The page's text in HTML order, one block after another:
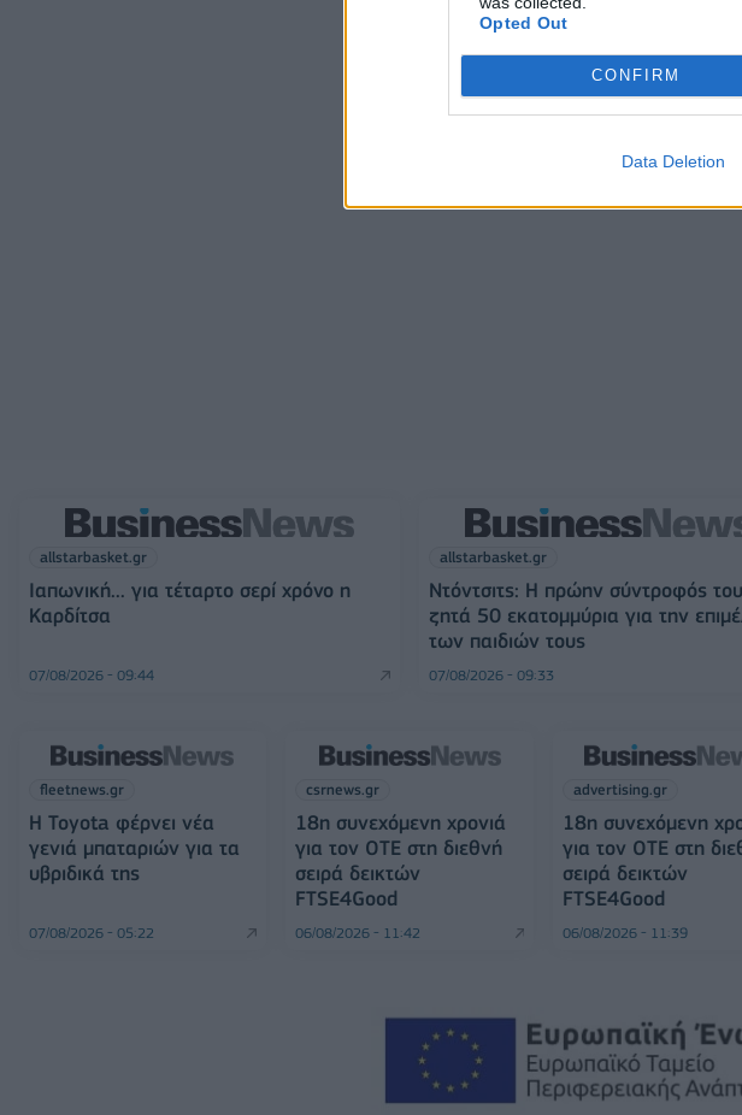
Opted Out
CONFIRM
Data Deletion
allstarbasket.gr
Ιαπωνική... για τέταρτο σερί χρόνο η
Καρδίτσα
07/08/2026 - 09:44
allstarbasket.gr
Ντόντσιτς: Η πρώην σύντροφός του
ζητά 50 εκατομμύρια για την
των παιδιών τους
07/08/2026 - 09:33
fleetnews.gr
Η Toyota φέρνει νέα
γενιά μπαταριών για τα
υβριδικά της
07/08/2026 - 05:22
csrnews.gr
18η συνεχόμενη χρονιά
για τον ΟΤΕ στη διεθνή
σειρά δεικτών
FTSE4Good
06/08/2026 - 11:42
advertising.gr
18η συνεχόμενη
για τον ΟΤΕ στη
σειρά δεικτών
FTSE4Good
06/08/2026 - 11:39